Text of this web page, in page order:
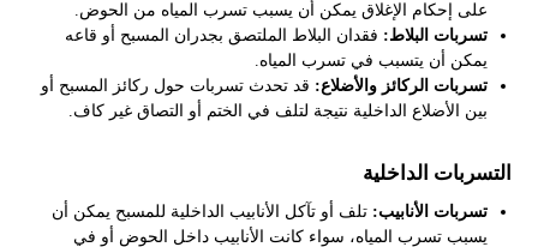
على إحكام الإغلاق يمكن أن يسبب تسرب المياه من الحوض.
تسربات البلاط: فقدان البلاط الملتصق بجدران المسبح أو قاعه
يمكن أن يتسبب في تسرب المياه.
تسربات الركائز والأضلاع: قد تحدث تسربات حول ركائز المسبح أو
بين الأضلاع الداخلية نتيجة لتلف في الختم أو التصاق غير كاف.
التسربات الداخلية
تسربات الأنابيب: تلف أو تآكل الأنابيب الداخلية للمسبح يمكن أن
يسبب تسرب المياه، سواء كانت الأنابيب داخل الحوض أو في